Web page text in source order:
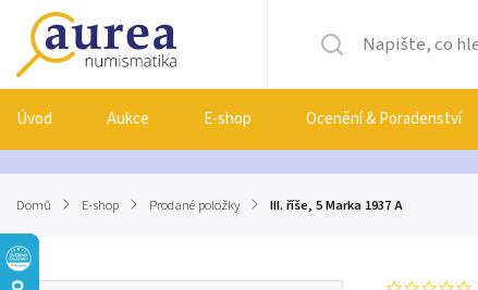
Úvod Aukce E-shop Ocenění & Poradenství
Domů / E-shop / Prodané položky / III. říše, 5 Marka 1937 A